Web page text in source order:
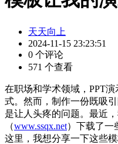
天天向上
2024-11-15 23:23:51
0 个评论
571 个查看
在职场和学术领域，PPT
式。然而，制作一份既吸
是让人头疼的问题。最近
（www.ssqx.net）下载了一
这里，我想分享一下这些